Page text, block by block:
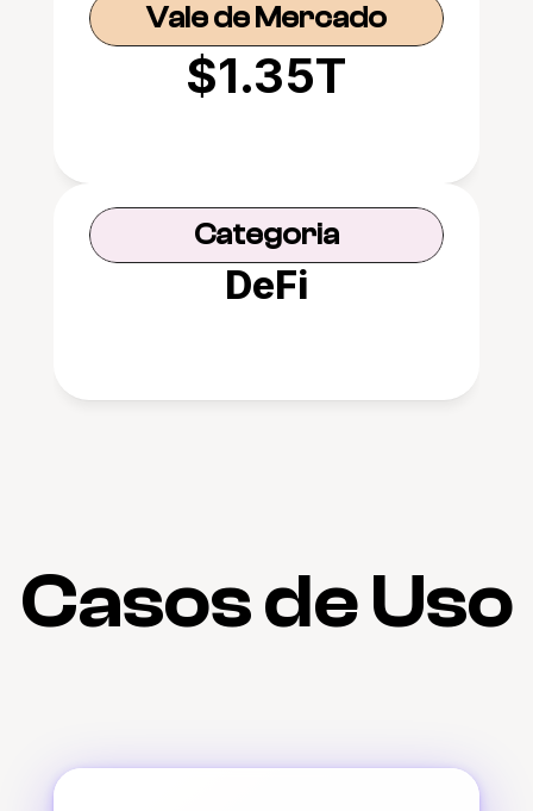
Vale de Mercado
$1.35T
Categoria
DeFi
Casos de Uso